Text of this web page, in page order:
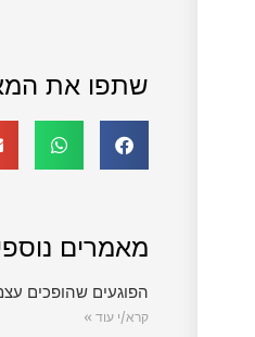
שתפו את
מאמרים
הפוגעים שהופכים
קרא/י עוד »